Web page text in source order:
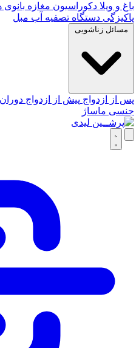
باغ و ویلا دکوراسیون مغازه بانوی
پاکیزگی دستگاه تصفیه آب مبل
مسائل زناشویی
پس از ازدواج پیش از ازدواج
جنسی ماساژ